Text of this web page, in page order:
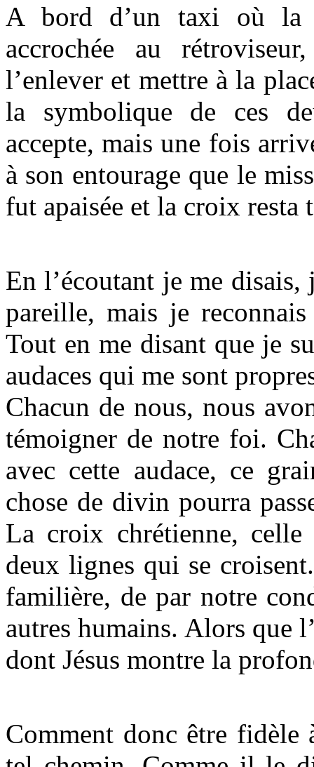
A bord d’un taxi où la
accrochée au
l’enlever et mettre à la
la symbolique de ces
accepte, mais une fois
à son entourage que le
fut apaisée et la croix
En l’écoutant je me
pareille, mais je
Tout en me disant que je
audaces qui me sont
Chacun de nous, nous
témoigner de notre foi.
avec cette audace, ce
chose de divin pourra
La croix chrétienne, celle
deux lignes qui se
familière, de par notre
autres humains. Alors que
dont Jésus montre la
Comment donc être fidèle